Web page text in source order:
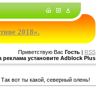
2018».
Приветствую Вас Гость | RSS
установите Adblock Plus
Так вот ты какой, северный олень!